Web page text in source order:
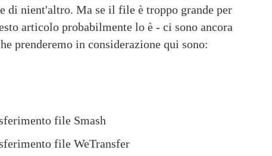
di nient'altro. Ma se il file è troppo grande per
articolo probabilmente lo è - ci sono ancora
prenderemo in considerazione qui sono:
file Smash
file WeTransfer